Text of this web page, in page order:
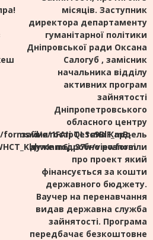
d/e/1FAIpQLSc9BlF_mB-
viewform
місяців. Заступник
директора департаменту
гуманітарної політики
Дніпровської ради Оксана
Салогуб , замісник
начальника відділу
активних програм
зайнятості
Дніпропетровського
обласного центру
зайнятості Тетяна Кардель
дуже подробно розповіли
про проект який
фінансується за кошти
державного бюджету.
Ваучер на перенавчання
видав державна служба
зайнятості. Програма
передбачає безкоштовне